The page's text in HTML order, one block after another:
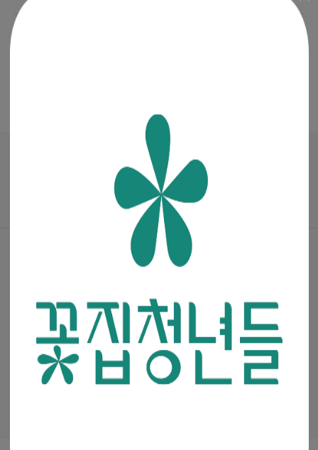
진행중인 이벤트
꽃집청년들 파트너스(멘코넷)
이용약관 개인정보처리방침
통신판매신고번호 : 2019-서울금천-0909
admin@mencoz.com
제휴 및 제안 :partners@mencoz.com
팩스 : 02-6442-0106
서울시 금천구 디지털로 121, 에이스가산타워 301호, 302호